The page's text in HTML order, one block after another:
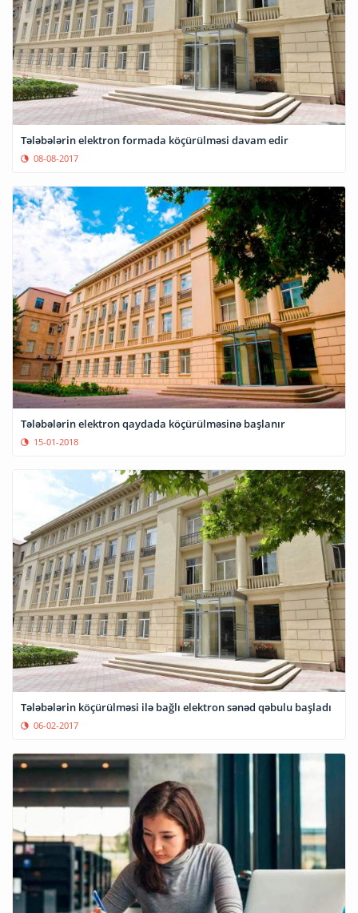
Tələbələrin elektron formada köçürülməsi davam edir
08-08-2017
Tələbələrin elektron qaydada köçürülməsinə başlanır
15-01-2018
Tələbələrin köçürülməsi ilə bağlı elektron sənəd qəbulu başladı
06-02-2017